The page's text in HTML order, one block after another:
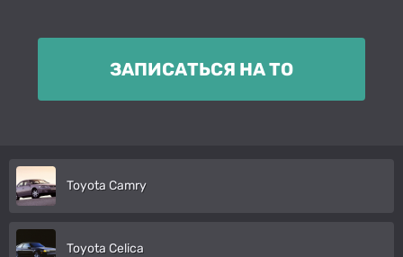
ЗАПИСАТЬСЯ НА ТО
Toyota Camry
Toyota Celica